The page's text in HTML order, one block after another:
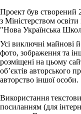
Проект був створений
з Міністерством
"Нова Українська
Усі виключні майнові
фото, зображення та
розміщені на цьому
об’єктів авторського
авторство іншої особи.
Використання
посиланням (для